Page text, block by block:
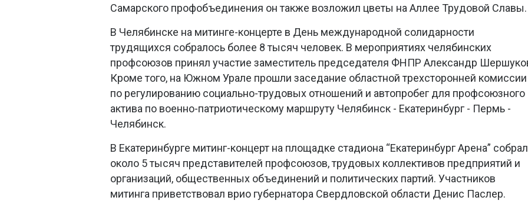
Самарского профобъединения он также возложил цветы на Аллее Трудовой Славы.
В Челябинске на митинге-концерте в День международной солидарности
трудящихся собралось более 8 тысяч человек. В мероприятиях челябинских
профсоюзов принял участие заместитель председателя ФНПР Александр
Кроме того, на Южном Урале прошли заседание областной трехсторонней комиссии
по регулированию социально-трудовых отношений и автопробег для профсоюзного
актива по военно-патриотическому маршруту Челябинск - Екатеринбург - Пермь -
Челябинск.
В Екатеринбурге митинг-концерт на площадке стадиона “Екатеринбург Арена” собрал
около 5 тысяч представителей профсоюзов, трудовых коллективов предприятий и
организаций, общественных объединений и политических партий. Участников
митинга приветствовал врио губернатора Свердловской области Денис Паслер.